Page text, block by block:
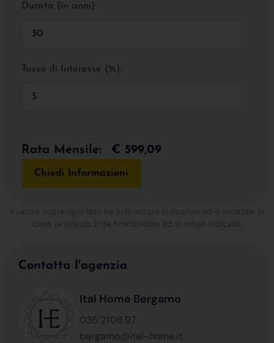
Durata (in anni):
Tasso di Interesse (%):
Rata Mensile: € 599,09
Chiedi Informazioni
Contatta l'agenzia
Ital Home Bergamo
035 21.08.97
bergamo@ital-home.it